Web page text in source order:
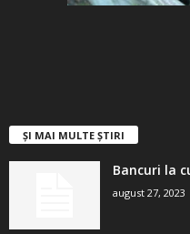
ȘI MAI MULTE ȘTIRI
Bancuri la
august 27, 2023